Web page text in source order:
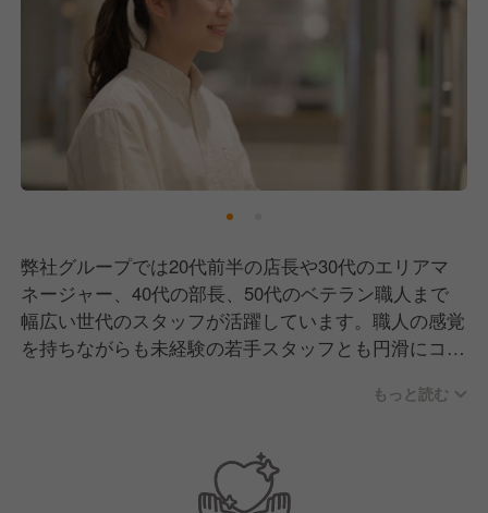
弊社グループでは20代前半の店長や30代のエリアマ
ネージャー、40代の部長、50代のベテラン職人まで
幅広い世代のスタッフが活躍しています。職人の感覚
を持ちながらも未経験の若手スタッフとも円滑にコミ
になった実績もあります。
もっと読む